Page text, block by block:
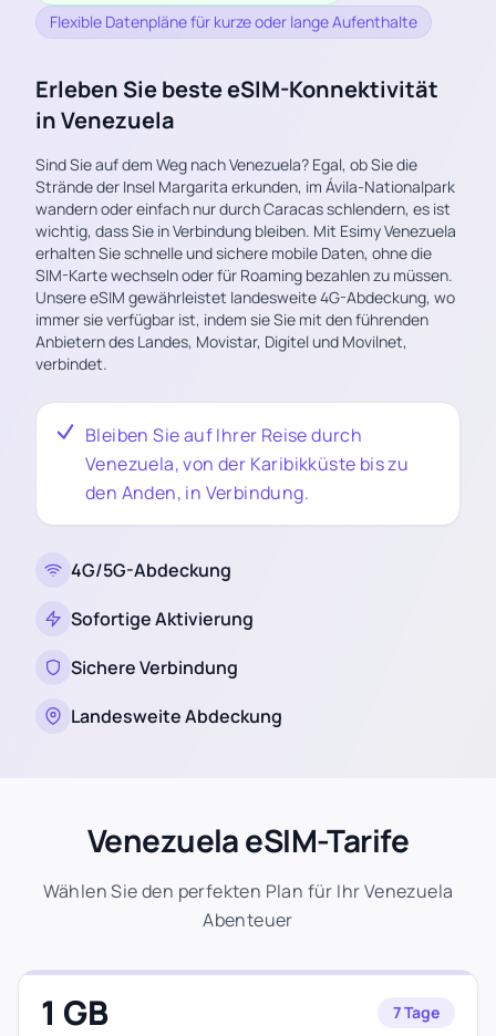
Flexible Datenpläne für kurze oder lange Aufenthalte
Erleben Sie beste eSIM-Konnektivität
in Venezuela
Sind Sie auf dem Weg nach Venezuela? Egal, ob Sie die
Strände der Insel Margarita erkunden, im Ávila-Nationalpark
wandern oder einfach nur durch Caracas schlendern, es ist
wichtig, dass Sie in Verbindung bleiben. Mit Esimy Venezuela
erhalten Sie schnelle und sichere mobile Daten, ohne die
SIM-Karte wechseln oder für Roaming bezahlen zu müssen.
Unsere eSIM gewährleistet landesweite 4G-Abdeckung, wo
immer sie verfügbar ist, indem sie Sie mit den führenden
Anbietern des Landes, Movistar, Digitel und Movilnet,
verbindet.
Bleiben Sie auf Ihrer Reise durch
Venezuela, von der Karibikküste bis zu
den Anden, in Verbindung.
4G/5G-Abdeckung
Sofortige Aktivierung
Sichere Verbindung
Landesweite Abdeckung
Venezuela eSIM-Tarife
Wählen Sie den perfekten Plan für Ihr Venezuela
Abenteuer
1 GB 7 Tage